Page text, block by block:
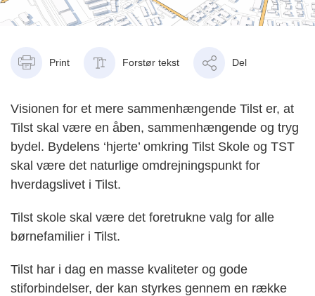
Print Forstør tekst Del
Visionen for et mere sammenhængende Tilst er, at
Tilst skal være en åben, sammenhængende og tryg
bydel. Bydelens ‘hjerte’ omkring Tilst Skole og TST
skal være det naturlige omdrejningspunkt for
hverdagslivet i Tilst.
Tilst skole skal være det foretrukne valg for alle
børnefamilier i Tilst.
Tilst har i dag en masse kvaliteter og gode
stiforbindelser, der kan styrkes gennem en række